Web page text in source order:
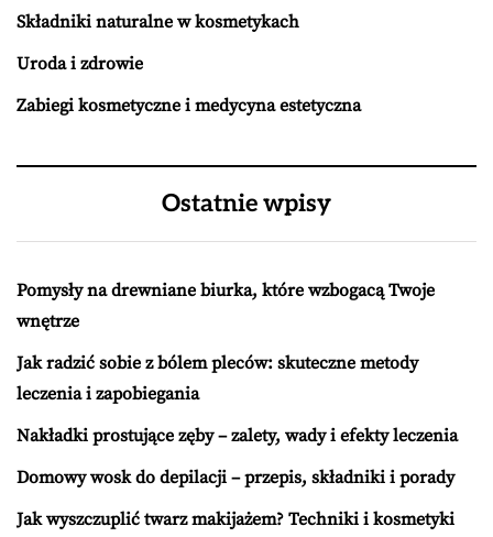
Składniki naturalne w kosmetykach
Uroda i zdrowie
Zabiegi kosmetyczne i medycyna estetyczna
Ostatnie wpisy
Pomysły na drewniane biurka, które wzbogacą Twoje
wnętrze
Jak radzić sobie z bólem pleców: skuteczne metody
leczenia i zapobiegania
Nakładki prostujące zęby – zalety, wady i efekty leczenia
Domowy wosk do depilacji – przepis, składniki i porady
Jak wyszczuplić twarz makijażem? Techniki i kosmetyki